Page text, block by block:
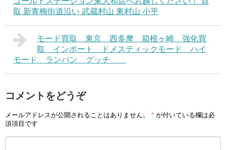
取 新青梅街道沿い 武蔵村山 東村山 小平
モード買取 東京 西多摩 箱根ヶ崎 強化買
取 インポート ドメスティックモード ハイ
モード ランバン グッチ
コメントをどうぞ
メールアドレスが公開されることはありません。 * が付いている欄は必
須項目です